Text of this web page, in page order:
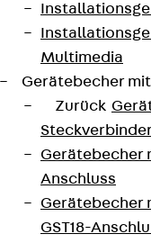
Multimedia
Gerätebecher
Zurück
Gerätebecher
Anschluss
Gerätebecher
GST18-